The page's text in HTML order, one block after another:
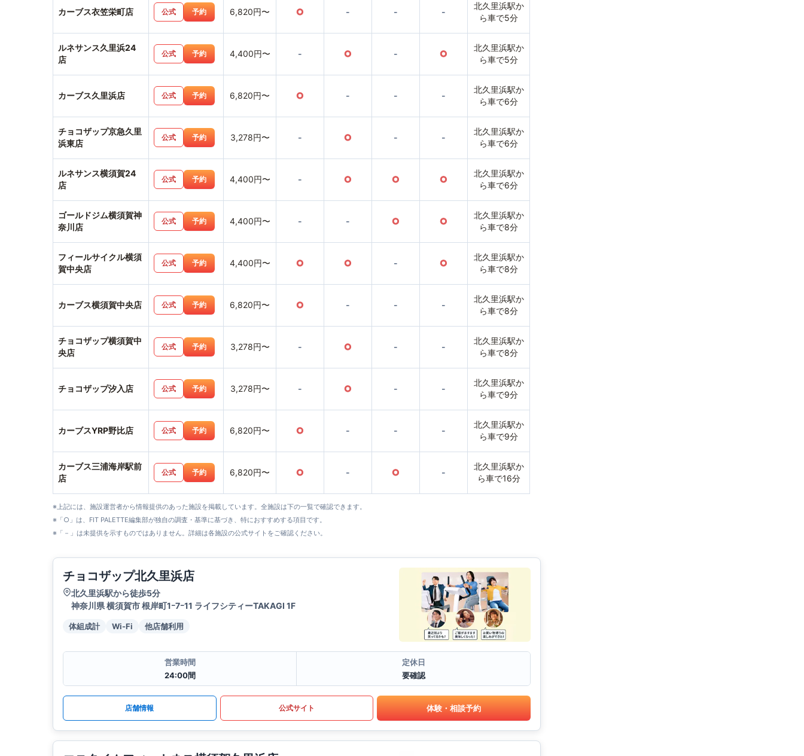
カーブス衣笠栄町店 公式 予約 6,820円〜 ○ - - -
北久里浜駅か
ら車で5分
ルネサンス久里浜24
店
公式 予約 4,400円〜 - ○ - ○
北久里浜駅か
ら車で5分
カーブス久里浜店 公式 予約 6,820円〜 ○ - - -
北久里浜駅か
ら車で6分
チョコザップ京急久里
浜東店
公式 予約 3,278円〜 - ○ - -
北久里浜駅か
ら車で6分
ルネサンス横須賀24
店
公式 予約 4,400円〜 - ○ ○ ○
北久里浜駅か
ら車で6分
ゴールドジム横須賀神
奈川店
公式 予約 4,400円〜 - - ○ ○
北久里浜駅か
ら車で8分
フィールサイクル横須
賀中央店
公式 予約 4,400円〜 ○ ○ - ○
北久里浜駅か
ら車で8分
カーブス横須賀中央店 公式 予約 6,820円〜 ○ - - -
北久里浜駅か
ら車で8分
チョコザップ横須賀中
央店
公式 予約 3,278円〜 - ○ - -
北久里浜駅か
ら車で8分
チョコザップ汐入店 公式 予約 3,278円〜 - ○ - -
北久里浜駅か
ら車で9分
カーブスYRP野比店 公式 予約 6,820円〜 ○ - - -
北久里浜駅か
ら車で9分
カーブス三浦海岸駅前
店
公式 予約 6,820円〜 ○ - ○ -
北久里浜駅か
ら車で16分
※上記には、施設運営者から情報提供のあった施設を掲載しています。全施設は下の一覧で確認できます。
※「○」は、FIT PALETTE編集部が独自の調査・基準に基づき、特におすすめする項目です。
※「－」は未提供を示すものではありません。詳細は各施設の公式サイトをご確認ください。
チョコザップ北久里浜店
北久里浜駅から徒歩5分
神奈川県 横須賀市 根岸町1ｰ7ｰ11 ライフシティーTAKAGI 1F
体組成計 Wi-Fi 他店舗利用
営業時間
24:00間
定休日
要確認
店舗情報 公式サイト 体験・相談予約